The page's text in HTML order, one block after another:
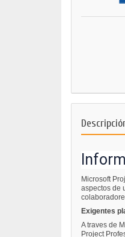
Microsoft
aspectos de
Exigentes
A traves de
Project